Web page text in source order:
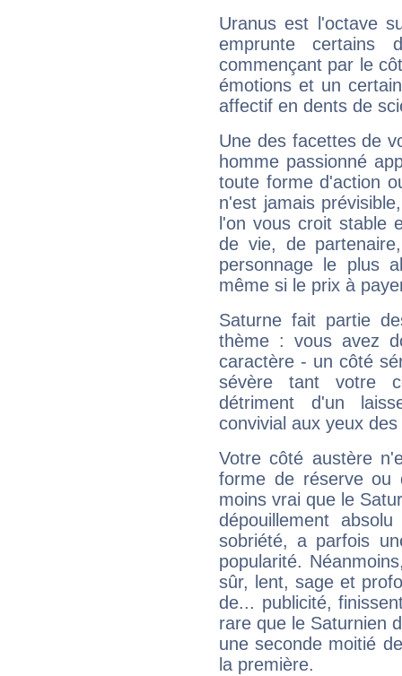
Uranus est l'octave
emprunte
commençant par le
émotions et un
affectif en dents de
Une des facettes de
homme passionné
toute forme d'action
n'est jamais
l'on vous croit stable
de vie, de
personnage le plus
même si le prix à
Saturne fait partie
thème : vous avez
caractère - un côté
sévère tant votre
détriment d'un
convivial aux yeux
Votre côté austère
forme de réserve
moins vrai que le
dépouillement
sobriété, a parfois
popularité.
sûr, lent, sage et
de... publicité,
rare que le Saturnien
une seconde moitié
la première.